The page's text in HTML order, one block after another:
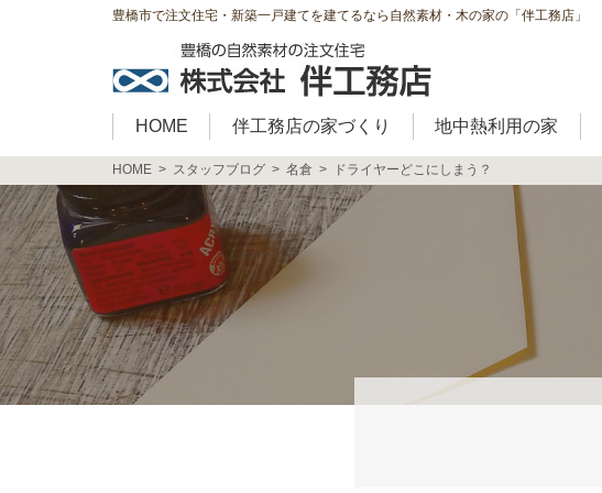
豊橋市で注文住宅・新築一戸建てを建てるなら自然素材・木の家の「伴工務店」
HOME 伴工務店の家づくり 地中熱利用の家
HOME スタッフブログ 名倉 ドライヤーどこにしまう？